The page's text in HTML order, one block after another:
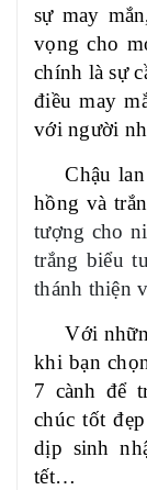
sự may
vọng cho
chính là sự
điều may
với người
Chậu
hồng và
tượng cho
trắng biểu
thánh thiện
Với
khi bạn
7 cành để
chúc tốt
dịp sinh
tết…